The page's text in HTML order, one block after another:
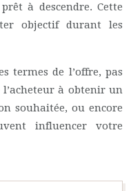
à descendre. Cette
objectif durant les
termes de l’offre, pas
à obtenir un
souhaitée, ou encore
influencer votre